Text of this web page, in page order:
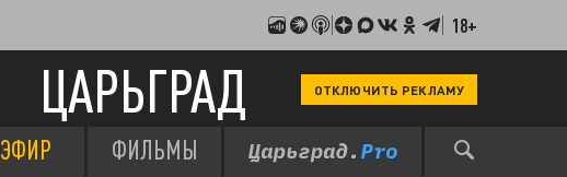
18+
ЦАРЬГРАД ОТКЛЮЧИТЬ РЕКЛАМУ
ЭФИР ФИЛЬМЫ